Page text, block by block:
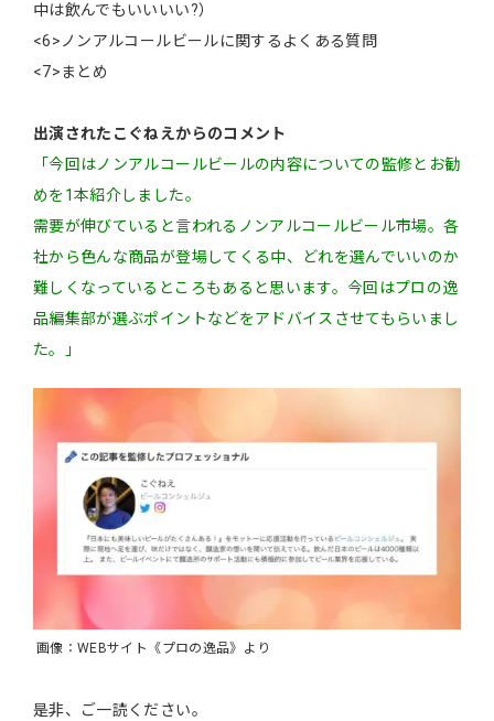
中は飲んでもいいいい?）
<6>ノンアルコールビールに関するよくある質問
<7>まとめ
出演されたこぐねえからのコメント
「今回はノンアルコールビールの内容についての監修とお勧
めを1本紹介しました。
需要が伸びていると言われるノンアルコールビール市場。各
社から色んな商品が登場してくる中、どれを選んでいいのか
難しくなっているところもあると思います。今回はプロの逸
品編集部が選ぶポイントなどをアドバイスさせてもらいまし
た。」
画像：WEBサイト《プロの逸品》より
是非、ご一読ください。